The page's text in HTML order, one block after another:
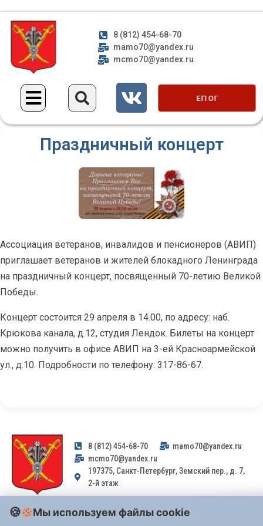
8 (812) 454-68-70
mamo70@yandex.ru
mcmo70@yandex.ru
ЕП ОГ
Праздничный концерт
Ассоциация ветеранов, инвалидов и пенсионеров (АВИП)
приглашает ветеранов и жителей блокадного Ленинграда
на праздничный концерт, посвященный 70-летию Великой
Победы.
Концерт состоится 29 апреля в 14.00, по адресу: наб.
Крюкова канала, д.12, студия Лендок. Билеты на концерт
можно получить в офисе АВИП на 3-ей Красноармейской
ул., д.10. Подробности по телефону: 317-86-67.
8 (812) 454-68-70
mamo70@yandex.ru
mcmo70@yandex.ru
197375, Санкт-Петербург, Земский пер., д. 7,
2-й этаж
Заявления и обращения граждан и организаций, поступившие на
Мы используем файлы cookie